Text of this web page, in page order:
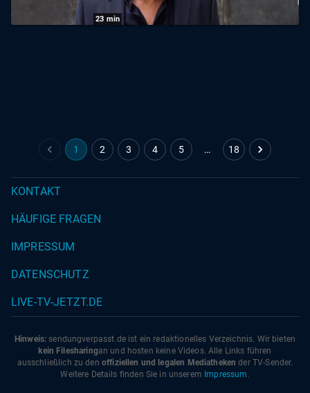
23 min
1 2 3 4 5 … 18
KONTAKT
HÄUFIGE FRAGEN
IMPRESSUM
DATENSCHUTZ
LIVE-TV-JETZT.DE
Hinweis: sendungverpasst.de ist ein redaktionelles Verzeichnis. Wir bieten
kein Filesharingan und hosten keine Videos. Alle Links führen
ausschließlich zu den offiziellen und legalen Mediatheken der TV-Sender.
Weitere Details finden Sie in unserem Impressum.